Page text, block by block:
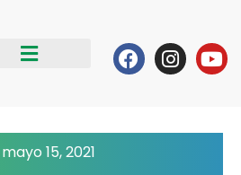
Facebook
mayo 15, 2021